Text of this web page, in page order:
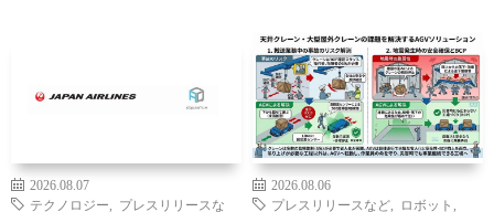
2026.08.07
テクノロジー
プレスリリースな
2026.08.06
プレスリリースなど
ロボット